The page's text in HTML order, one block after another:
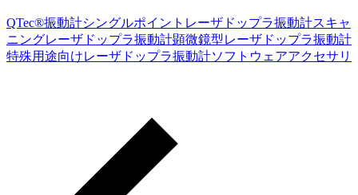
QTec®振動計シングルポイントレーザドップラ振動計スキャ
ニングレーザドップラ振動計顕微鏡型レーザドップラ振動計
特殊用途向けレーザドップラ振動計ソフトウェアアクセサリ